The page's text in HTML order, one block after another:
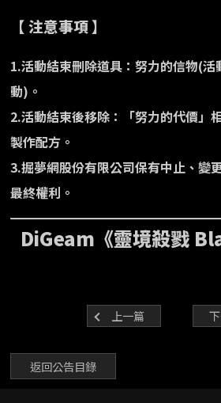
【 注意事項 】
1.活動結束刪除道具：努力的信物(
動)。
2.活動結束後移除：「努力的代價」
製作配方。
3.掘夢網股份有限公司保有中止、變
最終權利。
DiGeam《靈境殺戮
上一篇
返回公告目錄